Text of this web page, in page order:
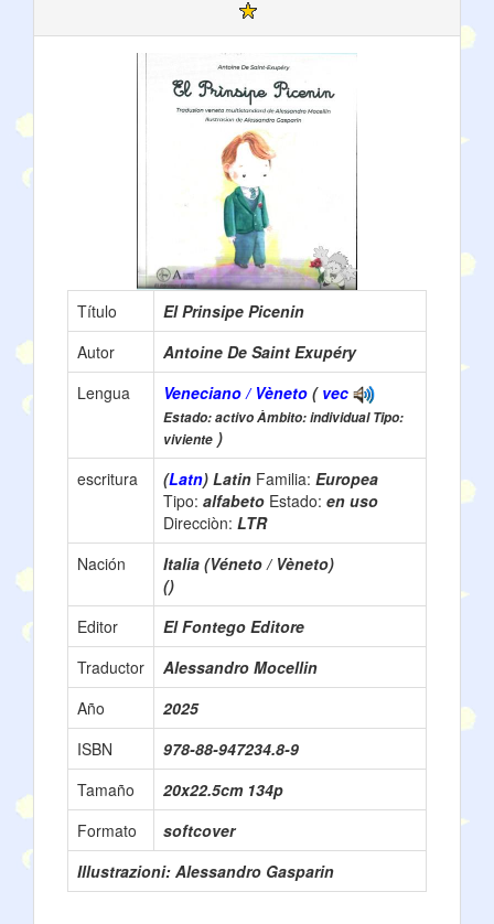
Título
El Prinsipe Picenin
Autor
Antoine De Saint Exupéry
Lengua
Veneciano / Vèneto ( vec
Estado: activo Àmbito: individual Tipo:
viviente )
escritura
(Latn) Latin Familia: Europea
Tipo: alfabeto Estado: en uso
Direcciòn: LTR
Nación
Italia (Véneto / Vèneto)
()
Editor
El Fontego Editore
Traductor
Alessandro Mocellin
Año
2025
ISBN
978-88-947234.8-9
Tamaño
20x22.5cm 134p
Formato
softcover
Illustrazioni: Alessandro Gasparin